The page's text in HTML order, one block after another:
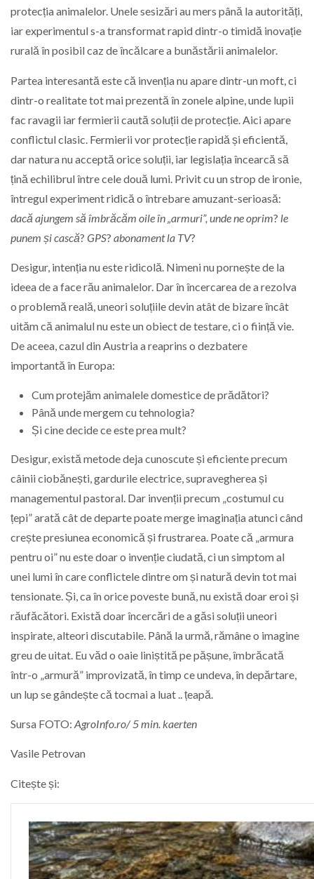
protecția animalelor. Unele sesizări au mers până la autorități,
iar experimentul s-a transformat rapid dintr-o timidă inovație
rurală în posibil caz de încălcare a bunăstării animalelor.
Partea interesantă este că invenția nu apare dintr-un moft, ci
dintr-o realitate tot mai prezentă în zonele alpine, unde lupii
fac ravagii iar fermierii caută soluții de protecție. Aici apare
conflictul clasic. Fermierii vor protecție rapidă și eficientă,
dar natura nu acceptă orice soluții, iar legislația încearcă să
țină echilibrul între cele două lumi. Privit cu un strop de ironie,
întregul experiment ridică o întrebare amuzant-serioasă:
dacă ajungem să îmbrăcăm oile în „armuri”, unde ne oprim? le
punem și cască? GPS? abonament la TV?
Desigur, intenția nu este ridicolă. Nimeni nu pornește de la
ideea de a face rău animalelor. Dar în încercarea de a rezolva
o problemă reală, uneori soluțiile devin atât de bizare încât
uităm că animalul nu este un obiect de testare, ci o ființă vie.
De aceea, cazul din Austria a reaprins o dezbatere
importantă în Europa:
Cum protejăm animalele domestice de prădători?
Până unde mergem cu tehnologia?
Și cine decide ce este prea mult?
Desigur, există metode deja cunoscute și eficiente precum
câinii ciobănești, gardurile electrice, supravegherea și
managementul pastoral. Dar invenții precum „costumul cu
țepi” arată cât de departe poate merge imaginația atunci când
crește presiunea economică și frustrarea. Poate că „armura
pentru oi” nu este doar o invenție ciudată, ci un simptom al
unei lumi în care conflictele dintre om și natură devin tot mai
tensionate. Și, ca în orice poveste bună, nu există doar eroi și
răufăcători. Există doar încercări de a găsi soluții uneori
inspirate, alteori discutabile. Până la urmă, rămâne o imagine
greu de uitat. Eu văd o oaie liniștită pe pășune, îmbrăcată
într-o „armură” improvizată, în timp ce undeva, în depărtare,
un lup se gândește că tocmai a luat .. țeapă.
Sursa FOTO: AgroInfo.ro/ 5 min. kaerten
Vasile Petrovan
Citește și: